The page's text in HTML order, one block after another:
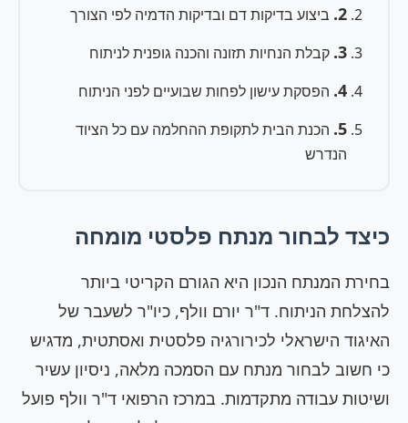
2. ביצוע בדיקות דם ובדיקות הדמיה לפי הצורך
3. קבלת הנחיות תזונה והכנה גופנית לניתוח
4. הפסקת עישון לפחות שבועיים לפני הניתוח
5. הכנת הבית לתקופת ההחלמה עם כל הציוד
הנדרש
כיצד לבחור מנתח פלסטי מומחה
בחירת המנתח הנכון היא הגורם הקריטי ביותר
להצלחת הניתוח. ד"ר יורם וולף, כיו"ר לשעבר של
האיגוד הישראלי לכירורגיה פלסטית ואסתטית, מדגיש
כי חשוב לבחור מנתח עם הסמכה מלאה, ניסיון עשיר
ושיטות עבודה מתקדמות. במרכז הרפואי ד"ר וולף פועל